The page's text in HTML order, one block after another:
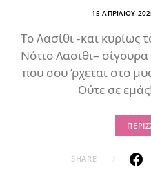
15 ΑΠΡΙΛΊΟΥ
Το Λασίθι -και κυρίως
Νότιο Λασιθι–
που σου ‘ρχεται στο
Ούτε σε
SHARE